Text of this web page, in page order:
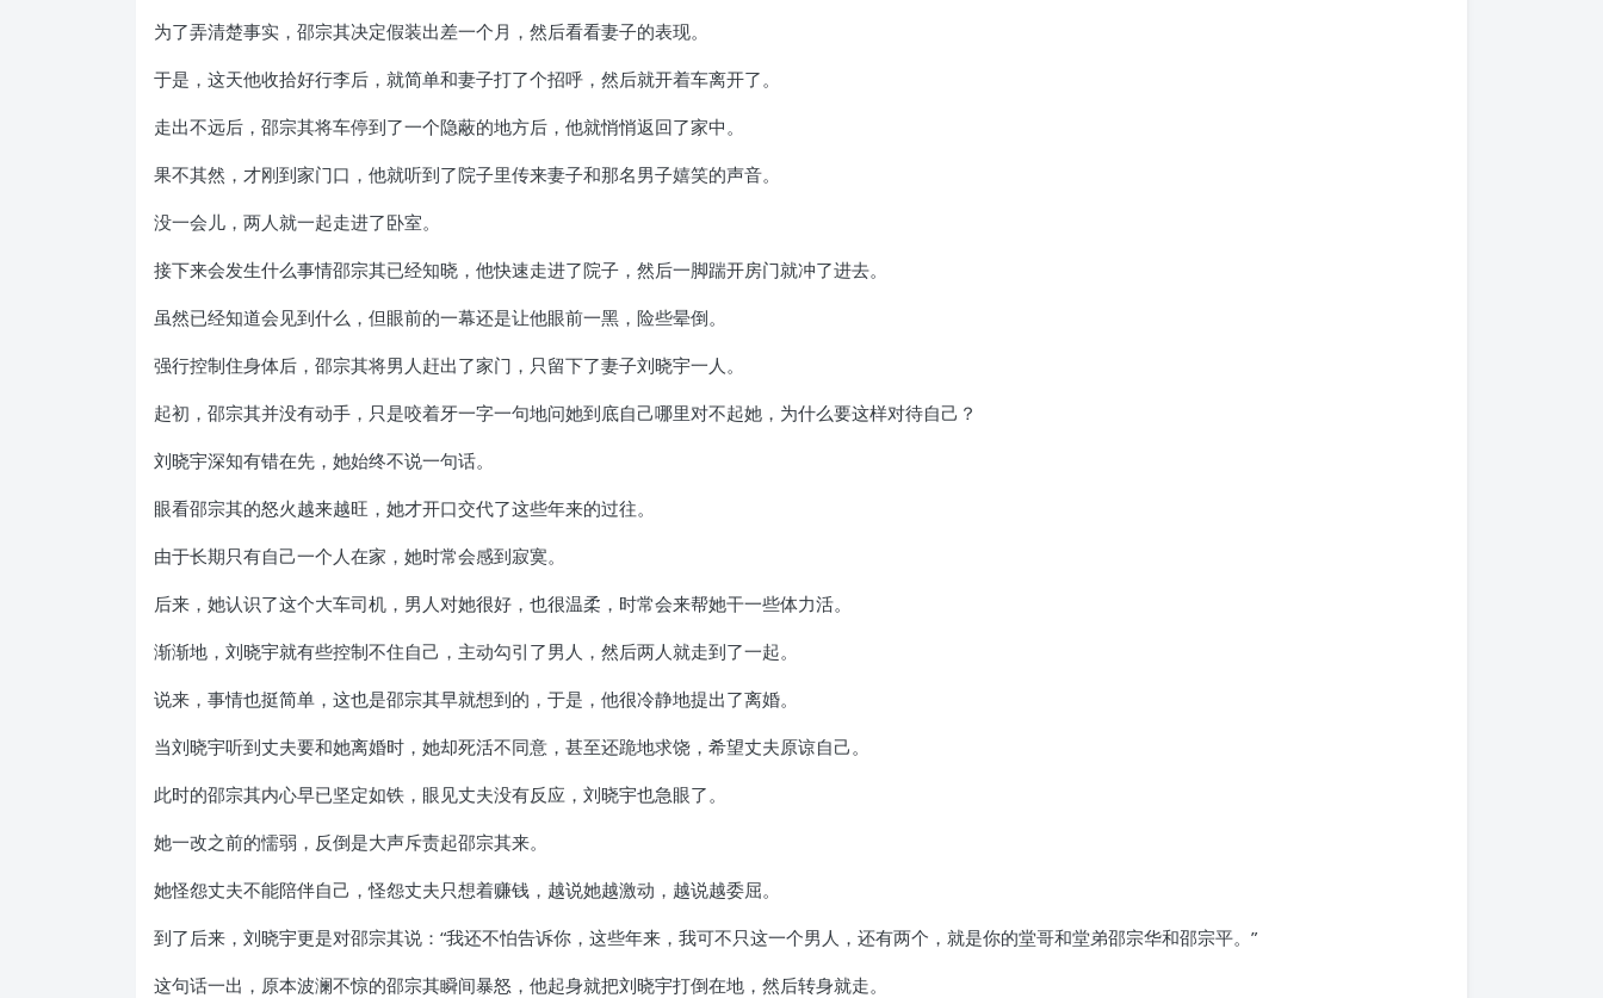
为了弄清楚事实，邵宗其决定假装出差一个月，然后看看妻子的表现。
于是，这天他收拾好行李后，就简单和妻子打了个招呼，然后就开着车离开了。
走出不远后，邵宗其将车停到了一个隐蔽的地方后，他就悄悄返回了家中。
果不其然，才刚到家门口，他就听到了院子里传来妻子和那名男子嬉笑的声音。
没一会儿，两人就一起走进了卧室。
接下来会发生什么事情邵宗其已经知晓，他快速走进了院子，然后一脚踹开房门就冲了进去。
虽然已经知道会见到什么，但眼前的一幕还是让他眼前一黑，险些晕倒。
强行控制住身体后，邵宗其将男人赶出了家门，只留下了妻子刘晓宇一人。
起初，邵宗其并没有动手，只是咬着牙一字一句地问她到底自己哪里对不起她，为什么要这样对待自己？
刘晓宇深知有错在先，她始终不说一句话。
眼看邵宗其的怒火越来越旺，她才开口交代了这些年来的过往。
由于长期只有自己一个人在家，她时常会感到寂寞。
后来，她认识了这个大车司机，男人对她很好，也很温柔，时常会来帮她干一些体力活。
渐渐地，刘晓宇就有些控制不住自己，主动勾引了男人，然后两人就走到了一起。
说来，事情也挺简单，这也是邵宗其早就想到的，于是，他很冷静地提出了离婚。
当刘晓宇听到丈夫要和她离婚时，她却死活不同意，甚至还跪地求饶，希望丈夫原谅自己。
此时的邵宗其内心早已坚定如铁，眼见丈夫没有反应，刘晓宇也急眼了。
她一改之前的懦弱，反倒是大声斥责起邵宗其来。
她怪怨丈夫不能陪伴自己，怪怨丈夫只想着赚钱，越说她越激动，越说越委屈。
到了后来，刘晓宇更是对邵宗其说：“我还不怕告诉你，这些年来，我可不只这一个男人，还有两个，就是你的堂哥和堂弟邵宗华和邵宗平。”
这句话一出，原本波澜不惊的邵宗其瞬间暴怒，他起身就把刘晓宇打倒在地，然后转身就走。